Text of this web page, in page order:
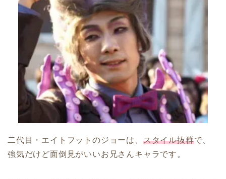
二代目・エイトフットのジョーは、 スタイル抜群で、
強気だけど面倒見がいいお兄さんキャラです。